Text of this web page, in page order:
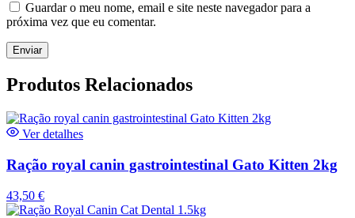
Guardar o meu nome, email e site neste navegador para a
próxima vez que eu comentar.
Produtos Relacionados
Ver detalhes
Ração royal canin gastrointestinal Gato Kitten 2kg
43,50 €